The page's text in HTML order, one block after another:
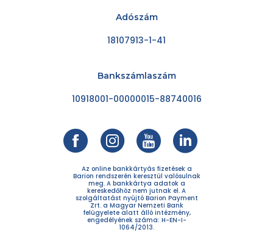
Adószám
18107913-1-41
Bankszámlaszám
10918001-00000015-88740016
Az online bankkártyás fizetések a
Barion rendszerén keresztül valósulnak
meg. A bankkártya adatok a
kereskedőhöz nem jutnak el. A
szolgáltatást nyújtó Barion Payment
Zrt. a Magyar Nemzeti Bank
felügyelete alatt álló intézmény,
engedélyének száma: H-EN-I-
1064/2013.